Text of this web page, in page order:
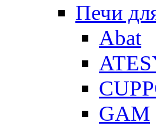
Печи
Abat
GAM